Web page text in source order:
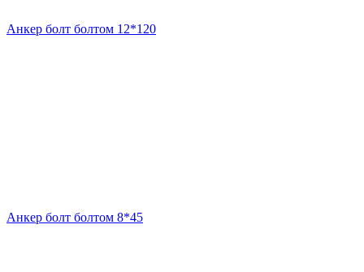
Анкер болт болтом 12*120
Анкер болт болтом 8*45